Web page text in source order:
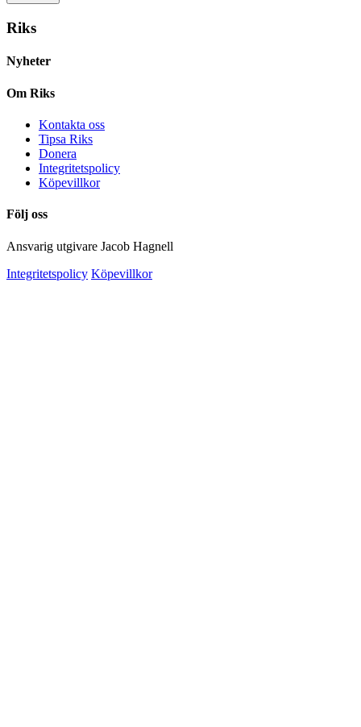
Riks
Nyheter
Om Riks
Kontakta oss
Tipsa Riks
Donera
Integritetspolicy
Köpevillkor
Följ oss
Ansvarig utgivare Jacob Hagnell
Integritetspolicy Köpevillkor